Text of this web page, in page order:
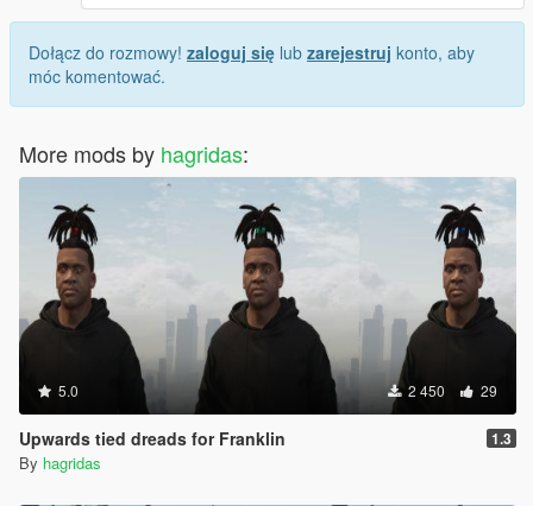
Dołącz do rozmowy! zaloguj się lub zarejestruj konto, aby
móc komentować.
More mods by hagridas:
5.0 2 450 29
Upwards tied dreads for Franklin 1.3
By hagridas